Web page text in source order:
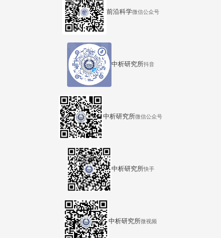
前沿科学微信公众号
中析研究所抖音
中析研究所微信公众号
中析研究所快手
中析研究所微视频